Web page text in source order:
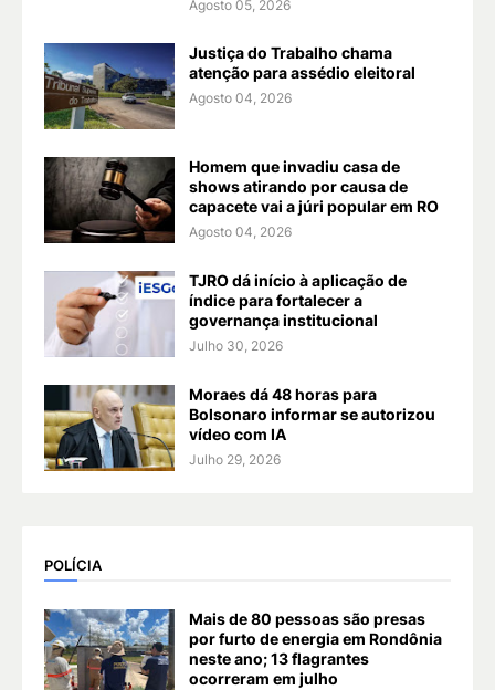
Agosto 05, 2026
Justiça do Trabalho chama
atenção para assédio eleitoral
Agosto 04, 2026
Homem que invadiu casa de
shows atirando por causa de
capacete vai a júri popular em RO
Agosto 04, 2026
TJRO dá início à aplicação de
índice para fortalecer a
governança institucional
Julho 30, 2026
Moraes dá 48 horas para
Bolsonaro informar se autorizou
vídeo com IA
Julho 29, 2026
POLÍCIA
Mais de 80 pessoas são presas
por furto de energia em Rondônia
neste ano; 13 flagrantes
ocorreram em julho